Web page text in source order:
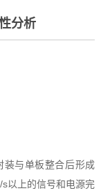
分析
装与单板整合后形成
以上的信号和电源完